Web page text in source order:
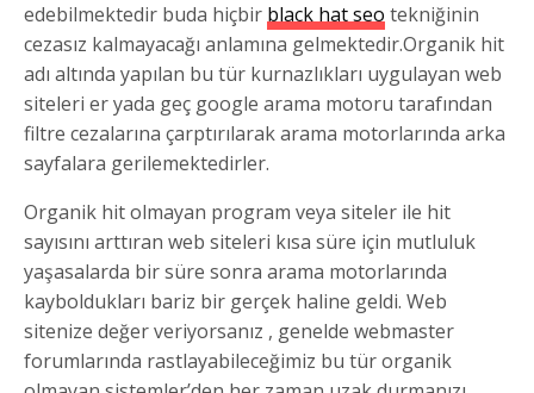
edebilmektedir buda hiçbir black hat seo tekniğinin
cezasız kalmayacağı anlamına gelmektedir.Organik hit
adı altında yapılan bu tür kurnazlıkları uygulayan web
siteleri er yada geç google arama motoru tarafından
filtre cezalarına çarptırılarak arama motorlarında arka
sayfalara gerilemektedirler.
Organik hit olmayan program veya siteler ile hit
sayısını arttıran web siteleri kısa süre için mutluluk
yaşasalarda bir süre sonra arama motorlarında
kayboldukları bariz bir gerçek haline geldi. Web
sitenize değer veriyorsanız , genelde webmaster
forumlarında rastlayabileceğimiz bu tür organik